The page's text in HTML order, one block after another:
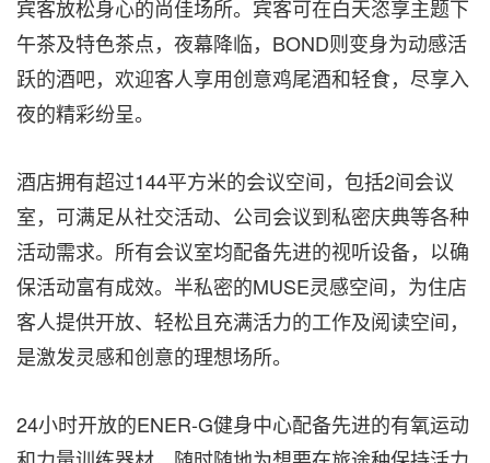
宾客放松身心的尚佳场所。宾客可在白天恣享主题下
午茶及特色茶点，夜幕降临，BOND则变身为动感活
跃的酒吧，欢迎客人享用创意鸡尾酒和轻食，尽享入
夜的精彩纷呈。
酒店拥有超过144平方米的会议空间，包括2间会议
室，可满足从社交活动、公司会议到私密庆典等各种
活动需求。所有会议室均配备先进的视听设备，以确
保活动富有成效。半私密的MUSE灵感空间，为住店
客人提供开放、轻松且充满活力的工作及阅读空间，
是激发灵感和创意的理想场所。
24小时开放的ENER-G健身中心配备先进的有氧运动